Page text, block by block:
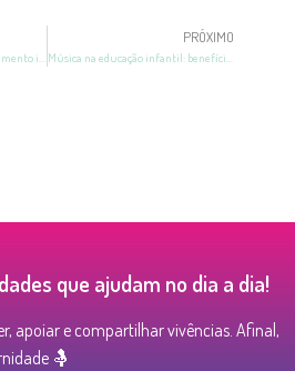
Sinais de atraso no desenvolvimento infantil: entenda quais
PRÓXIMO
Música na educação infantil: benefícios e como começar
que ajudam no dia a dia!
apoiar e compartilhar vivências. Afinal,
🤱